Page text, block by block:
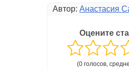
Автор: Анастасия
Оцените
(0 голосов,